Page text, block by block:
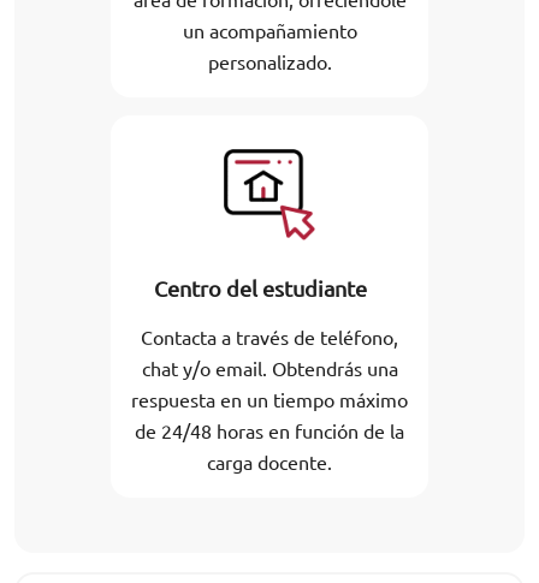
un acompañamiento
personalizado.
Centro del estudiante
Contacta a través de teléfono,
chat y/o email. Obtendrás una
respuesta en un tiempo máximo
de 24/48 horas en función de la
carga docente.